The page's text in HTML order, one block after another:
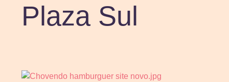
Plaza Sul